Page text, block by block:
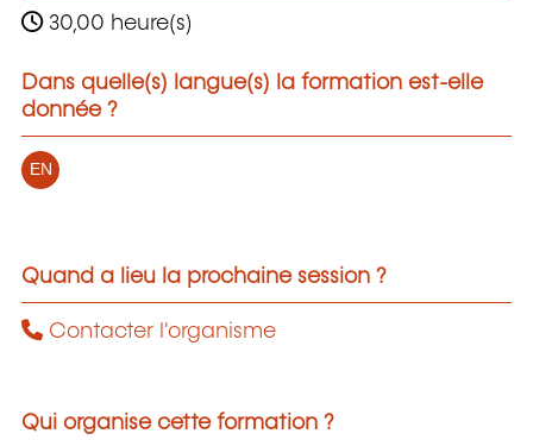
30,00 heure(s)
Dans quelle(s) langue(s) la formation est-elle
donnée ?
EN
Quand a lieu la prochaine session ?
Contacter l'organisme
Qui organise cette formation ?